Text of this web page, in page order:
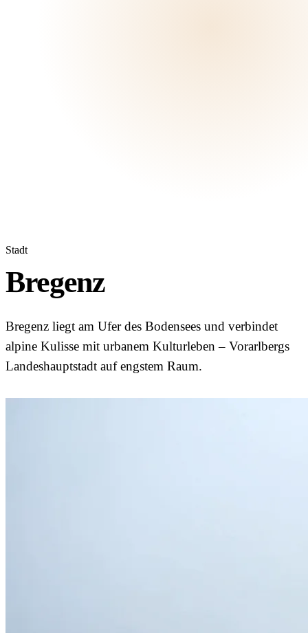
Stadt
Bregenz
Bregenz liegt am Ufer des Bodensees und verbindet
alpine Kulisse mit urbanem Kulturleben – Vorarlbergs
Landeshauptstadt auf engstem Raum.